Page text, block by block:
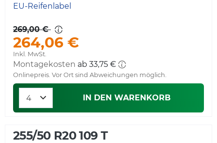
EU-Reifenlabel
269,00 €
264,06 €
Inkl. MwSt.
Montagekosten ab 33,75 €
Onlinepreis. Vor Ort sind Abweichungen möglich.
IN DEN WARENKORB
255/50 R20 109 T